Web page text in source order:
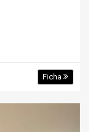
Ficha